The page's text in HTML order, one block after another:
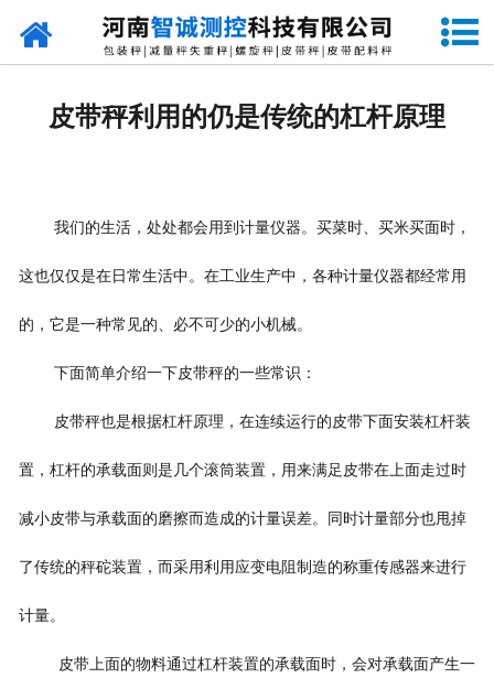
网站首页
联系我们
皮带秤利用的仍是传统的杠杆原理
我们的生活，处处都会用到计量仪器。买菜时、买米买面时，
这也仅仅是在日常生活中。在工业生产中，各种计量仪器都经常用
的，它是一种常见的、必不可少的小机械。
下面简单介绍一下皮带秤的一些常识：
皮带秤也是根据杠杆原理，在连续运行的皮带下面安装杠杆装
置，杠杆的承载面则是几个滚筒装置，用来满足皮带在上面走过时
减小皮带与承载面的磨擦而造成的计量误差。同时计量部分也甩掉
了传统的秤砣装置，而采用利用应变电阻制造的称重传感器来进行
计量。
皮带上面的物料通过杠杆装置的承载面时，会对承载面产生一